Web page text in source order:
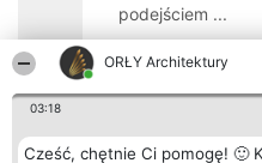
ORŁY Architektury
03:18
Cześć, chętnie Ci pomogę! 🙂
podejściem ...
10
Organizator plebiscytu